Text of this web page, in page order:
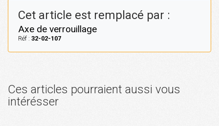
Cet article est remplacé par :
Axe de verrouillage
Réf : 32-02-107
Ces articles pourraient aussi vous
intérésser